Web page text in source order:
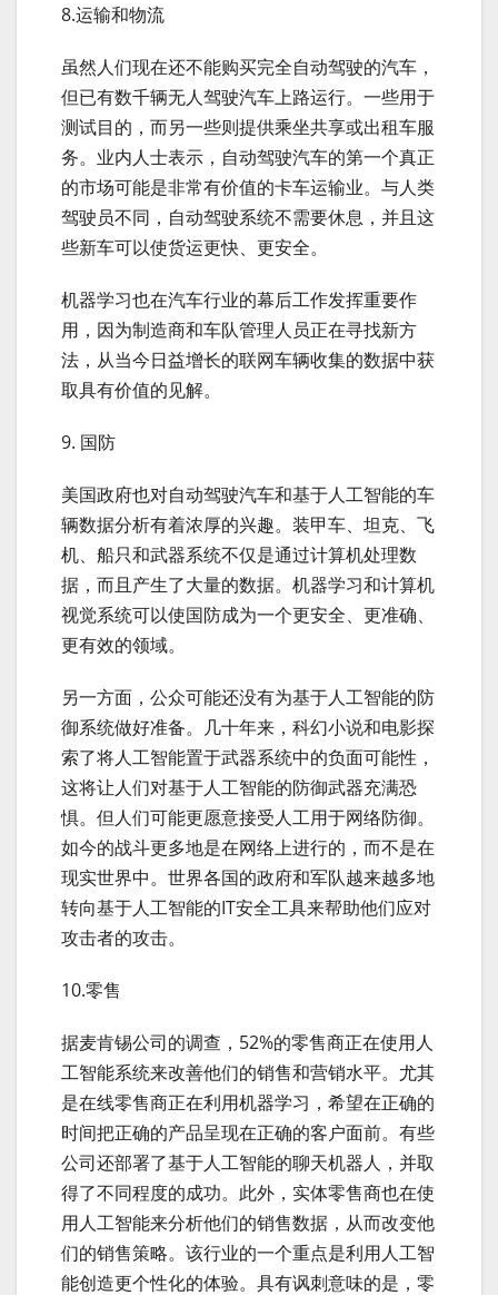
8.运输和物流
虽然人们现在还不能购买完全自动驾驶的汽车，
但已有数千辆无人驾驶汽车上路运行。一些用于
测试目的，而另一些则提供乘坐共享或出租车服
务。业内人士表示，自动驾驶汽车的第一个真正
的市场可能是非常有价值的卡车运输业。与人类
驾驶员不同，自动驾驶系统不需要休息，并且这
些新车可以使货运更快、更安全。
机器学习也在汽车行业的幕后工作发挥重要作
用，因为制造商和车队管理人员正在寻找新方
法，从当今日益增长的联网车辆收集的数据中获
取具有价值的见解。
9. 国防
美国政府也对自动驾驶汽车和基于人工智能的车
辆数据分析有着浓厚的兴趣。装甲车、坦克、飞
机、船只和武器系统不仅是通过计算机处理数
据，而且产生了大量的数据。机器学习和计算机
视觉系统可以使国防成为一个更安全、更准确、
更有效的领域。
另一方面，公众可能还没有为基于人工智能的防
御系统做好准备。几十年来，科幻小说和电影探
索了将人工智能置于武器系统中的负面可能性，
这将让人们对基于人工智能的防御武器充满恐
惧。但人们可能更愿意接受人工用于网络防御。
如今的战斗更多地是在网络上进行的，而不是在
现实世界中。世界各国的政府和军队越来越多地
转向基于人工智能的IT安全工具来帮助他们应对
攻击者的攻击。
10.零售
据麦肯锡公司的调查，52%的零售商正在使用人
工智能系统来改善他们的销售和营销水平。尤其
是在线零售商正在利用机器学习，希望在正确的
时间把正确的产品呈现在正确的客户面前。有些
公司还部署了基于人工智能的聊天机器人，并取
得了不同程度的成功。此外，实体零售商也在使
用人工智能来分析他们的销售数据，从而改变他
们的销售策略。该行业的一个重点是利用人工智
能创造更个性化的体验。具有讽刺意味的是，零